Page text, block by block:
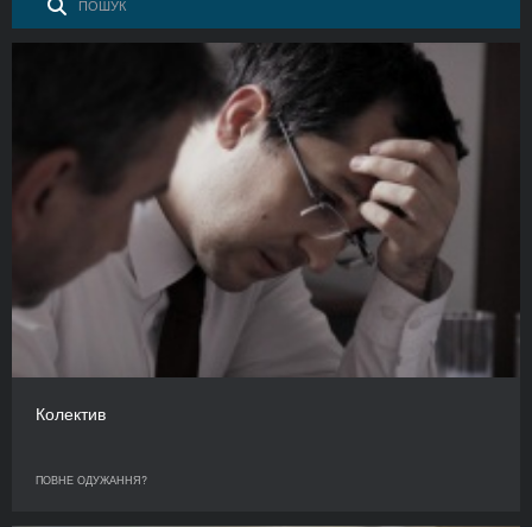
Колектив
ПОВНЕ ОДУЖАННЯ?